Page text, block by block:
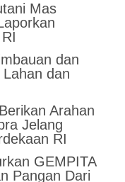
Mas
dan
dan
Arahan
Jelang
RI
GEMPITA
Pangan Dari